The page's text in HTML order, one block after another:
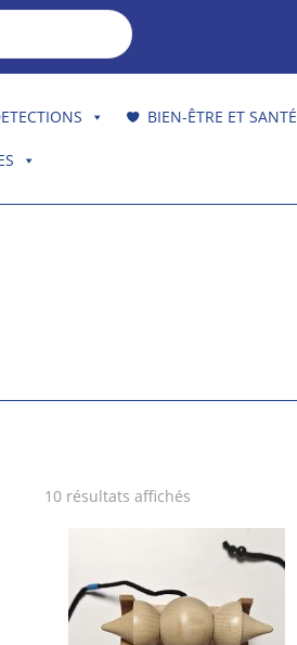
BIEN-ÊTRE ET SANTÉ
10 résultats affichés